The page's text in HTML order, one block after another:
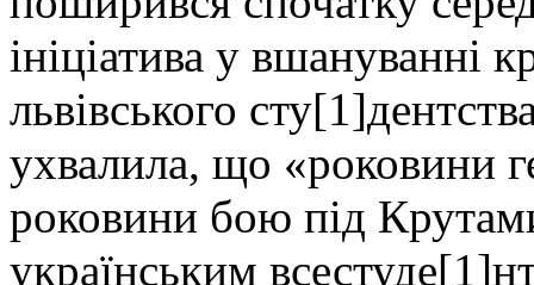
ініціатива у вшануванні
львівського
ухвалила, що «роковини
роковини бою під
українським